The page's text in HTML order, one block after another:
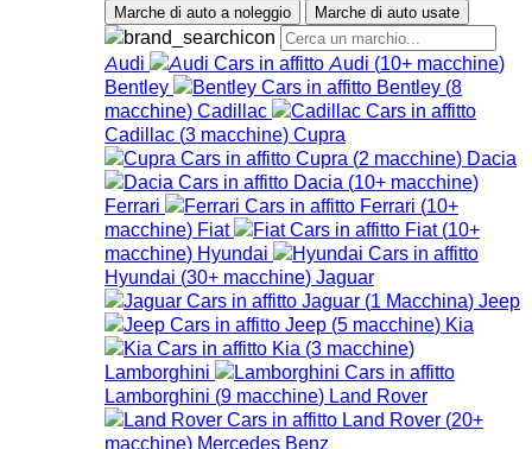
Marche di auto a noleggio Marche di auto usate
Audi Audi (10+ macchine)
Bentley
Bentley (8
macchine) Cadillac
Cadillac (3 macchine) Cupra
Cupra (2 macchine) Dacia
Dacia (10+ macchine)
Ferrari
Ferrari (10+
macchine) Fiat Fiat (10+
macchine) Hyundai
Hyundai (30+ macchine) Jaguar
Jaguar (1 Macchina) Jeep
Jeep (5 macchine) Kia
Kia (3 macchine)
Lamborghini
Lamborghini (9 macchine) Land Rover
Land Rover (20+
macchine) Mercedes Benz